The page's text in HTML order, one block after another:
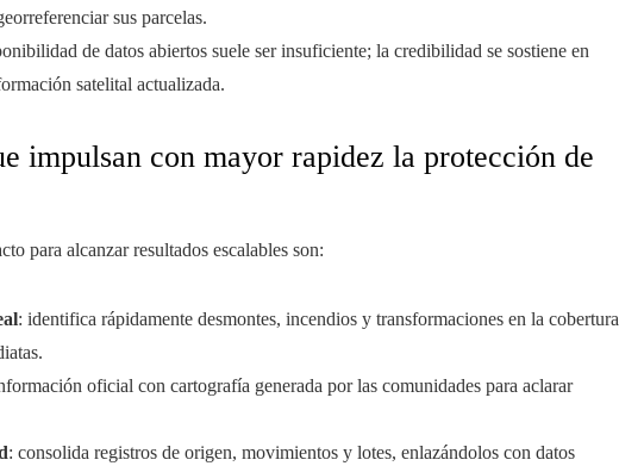
sus parcelas.
de datos abiertos suele ser insuficiente; la credibilidad se sostiene en
satelital actualizada.
impulsan con mayor rapidez la protección de
para alcanzar resultados escalables son:
: identifica rápidamente desmontes, incendios y transformaciones en la cobertura
oficial con cartografía generada por las comunidades para aclarar
: consolida registros de origen, movimientos y lotes, enlazándolos con datos